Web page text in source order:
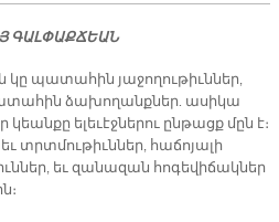
ԳԱԼ­ՓԱՔ­ՃԵԱՆ
կը պատահին յաջողութիւններ,
ձախողանքներ. ասիկա
ելեւէջներու ընթացք մըն է։
տրտմութիւններ, հաճոյալի
եւ զանազան հոգեվիճակներ